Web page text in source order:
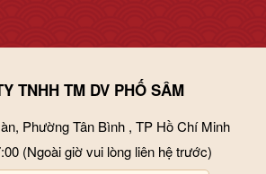
TNHH TM DV PHỐ SÂM
Phường Tân Bình , TP Hồ Chí Minh
(Ngoài giờ vui lòng liên hệ trước)